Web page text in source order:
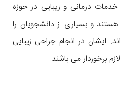
خدمات درمانی و زیبایی در حوزه
و بسیاری از دانشجویان را
ایشان در انجام جراحی زیبایی
برخوردار می باشند.